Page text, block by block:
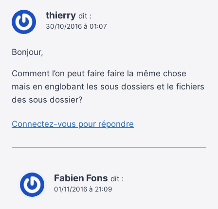
thierry dit :
30/10/2016 à 01:07
Bonjour,
Comment l’on peut faire faire la même chose
mais en englobant les sous dossiers et le fichiers
des sous dossier?
Connectez-vous pour répondre
Fabien Fons dit :
01/11/2016 à 21:09